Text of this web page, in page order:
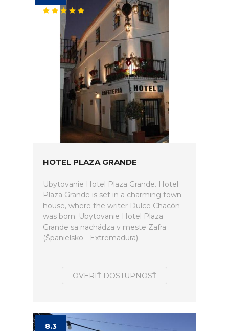
HOTEL PLAZA GRANDE
Ubytovanie Hotel Plaza Grande. Hotel
Plaza Grande is set in a charming town
house, where the writer Dulce Chacón
was born. Ubytovanie Hotel Plaza
Grande sa nachádza v meste Zafra
(Španielsko - Extremadura).
OVERIŤ DOSTUPNOSŤ
8.3